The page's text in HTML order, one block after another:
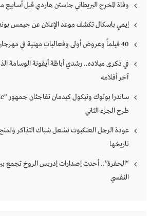
وفاة المخرج البريطاني جاستن هاردي قبل
إيمي باسكال تكشف موعد الإعلان عن جيمس
40 فيلماً وعروض أولى وفعاليات مهنية في مهرجان نافذة على أوروبا
في ذكرى ميلاده.. رشدي أباظة أيقونة الوسامة
آخر أفلامه
طرح الجزء الثاني
عودة الرجل العنكبوت تشعل شباك التذاكر وتمنح
تاريخها
“الحفرة”.. أحدث إصدارات إدريس الروخ تجمع
النفسي